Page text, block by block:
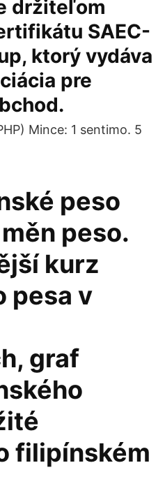
držiteľom
SAEC-
ktorý vydáva
pre
Mince: 1 sentimo. 5
peso
peso.
kurz
pesa v
graf
filipínském